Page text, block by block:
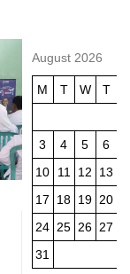
August 2026
M T W T
3 4 5 6
10
11 12 13
17
18 19 20
24 25 26 27
31